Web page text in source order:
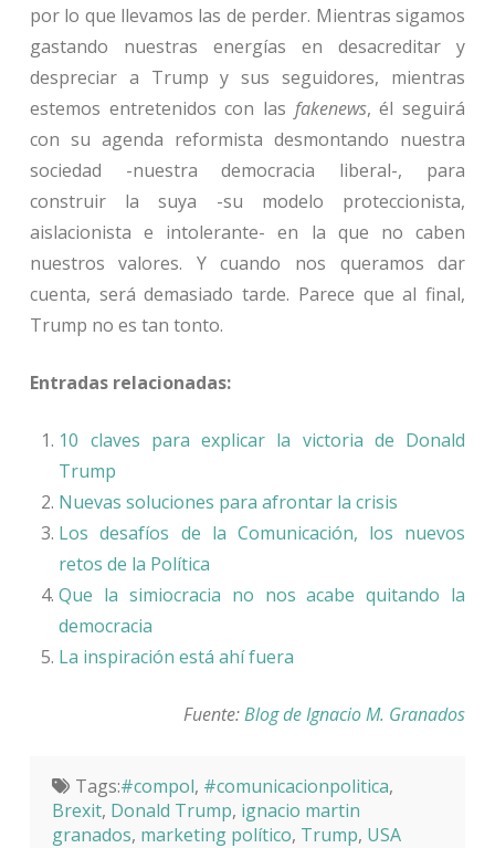
por lo que llevamos las de perder. Mientras sigamos
gastando nuestras energías en desacreditar y
despreciar a Trump y sus seguidores, mientras
estemos entretenidos con las fakenews, él seguirá
con su agenda reformista desmontando nuestra
sociedad -nuestra democracia liberal-, para
construir la suya -su modelo proteccionista,
aislacionista e intolerante- en la que no caben
nuestros valores. Y cuando nos queramos dar
cuenta, será demasiado tarde. Parece que al final,
Trump no es tan tonto.
Entradas relacionadas:
10 claves para explicar la victoria de Donald
Trump
Nuevas soluciones para afrontar la crisis
Los desafíos de la Comunicación, los nuevos
retos de la Política
Que la simiocracia no nos acabe quitando la
democracia
La inspiración está ahí fuera
Fuente:Blog de Ignacio M. Granados
Tags:#compol, #comunicacionpolitica,
Brexit, Donald Trump, ignacio martin
granados, marketing político, Trump, USA